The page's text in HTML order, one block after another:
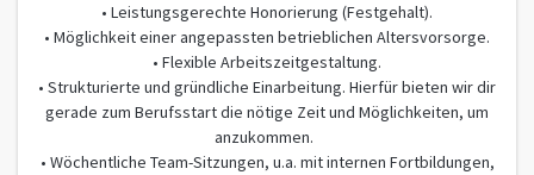
• Leistungsgerechte Honorierung (Festgehalt).
• Möglichkeit einer angepassten betrieblichen Altersvorsorge.
• Flexible Arbeitszeitgestaltung.
• Strukturierte und gründliche Einarbeitung. Hierfür bieten wir dir
gerade zum Berufsstart die nötige Zeit und Möglichkeiten, um
anzukommen.
• Wöchentliche Team-Sitzungen, u.a. mit internen Fortbildungen,